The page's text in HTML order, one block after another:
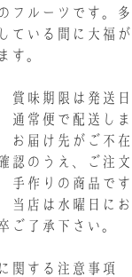
フルーツです。多
ている間に大福
す。
賞味期限は発送
通常便で配送し
お届け先がご不
認のうえ、ご注文
手作りの商品で
当店は水曜日に
ご了承下さい。
関する注意事項